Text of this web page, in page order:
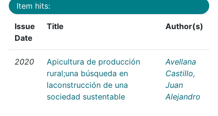
Item hits:
Issue
Date
Title Author(s)
2020
Apicultura de producción
rural;una búsqueda en
laconstrucción de una
sociedad sustentable
Avellana
Castillo,
Juan
Alejandro